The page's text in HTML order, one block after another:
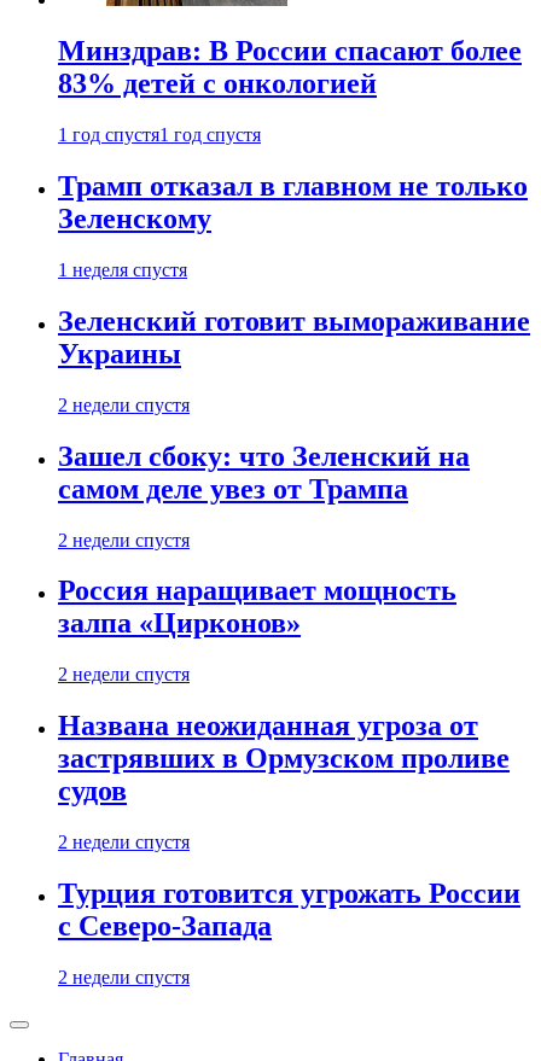
Минздрав: В России спасают более
83% детей с онкологией
1 год спустя1 год спустя
Трамп отказал в главном не только
Зеленскому
1 неделя спустя
Зеленский готовит вымораживание
Украины
2 недели спустя
Зашел сбоку: что Зеленский на
самом деле увез от Трампа
2 недели спустя
Россия наращивает мощность
залпа «Цирконов»
2 недели спустя
Названа неожиданная угроза от
застрявших в Ормузском проливе
судов
2 недели спустя
Турция готовится угрожать России
с Северо-Запада
2 недели спустя